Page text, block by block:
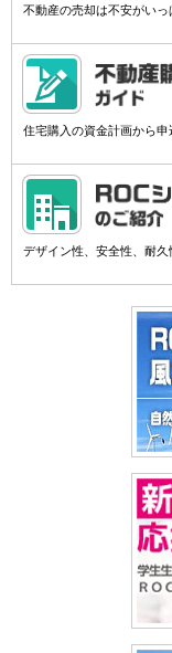
不動産の売却は不安がいっ
住宅購入の資金計画から申
デザイン性、安全性、耐久